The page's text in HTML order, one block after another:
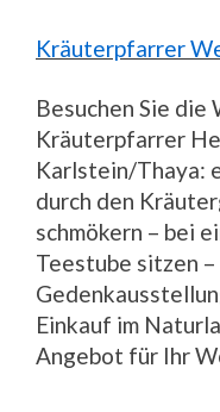
Kräuterpfarrer
Besuchen Sie
Kräuterpfarrer
Karlstein/Thaya:
durch den
schmökern – bei
Teestube sitzen
Einkauf im
Angebot für Ihr